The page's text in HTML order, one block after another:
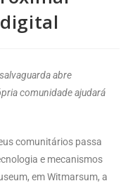
abre
comunidade ajudará
comunitários passa
e mecanismos
em Witmarsum, a